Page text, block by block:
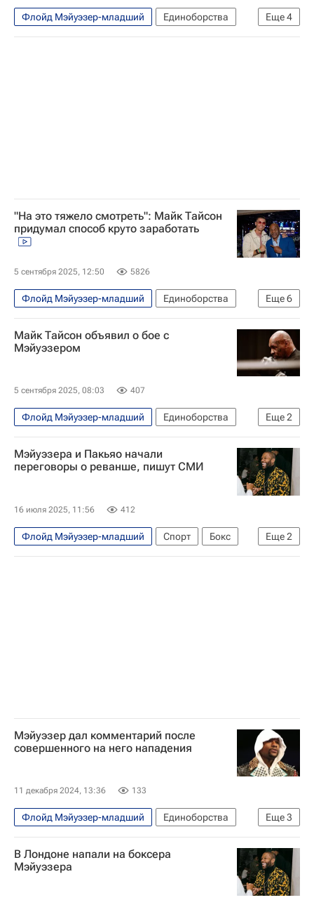
Алекс Перейра (боец)
Хамзат Чимаев
Петр Ян
Александр Волков (боец)
Еще4
Флойд Мэйуэзер-младший
Единоборства
Спорт
Олег Тактаров
Бокс
"На это тяжело смотреть": Майк Тайсон
придумал способ круто заработать
5 сентября 2025, 12:50 5826
Еще6
Флойд Мэйуэзер-младший
Единоборства
Спорт
Материалы РИА Спорт
Спорт — видео
Авторы РИА Новости Спорт
Майк Тайсон объявил о бое с
Мэйуэзером
5 сентября 2025, 08:03 407
Еще2
Флойд Мэйуэзер-младший
Единоборства
Бокс
Майк Тайсон
Мэйуэзера и Пакьяо начали
переговоры о реванше, пишут СМИ
16 июля 2025, 11:56 412
Еще2
Флойд Мэйуэзер-младший Спорт
Бокс
Мэнни Пакьяо
Единоборства
Мэйуэзер дал комментарий после
совершенного на него нападения
11 декабря 2024, 13:36 133
Еще3
Флойд Мэйуэзер-младший
Единоборства
Вокруг спорта
Спорт Бокс
В Лондоне напали на боксера
Мэйуэзера